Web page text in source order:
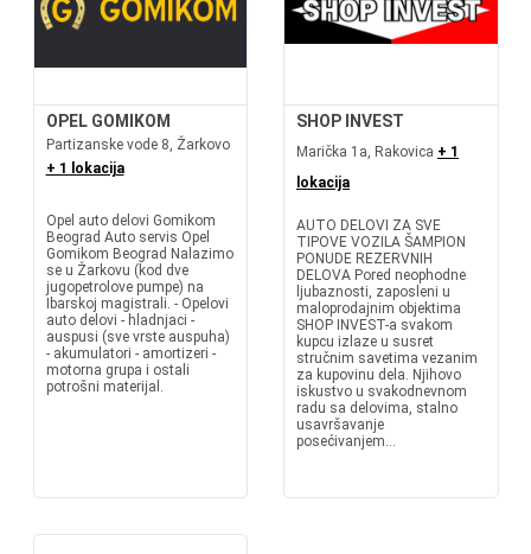
OPEL GOMIKOM
Partizanske vode 8, Žarkovo
+ 1 lokacija
Opel auto delovi Gomikom
Beograd Auto servis Opel
Gomikom Beograd Nalazimo
se u Žarkovu (kod dve
jugopetrolove pumpe) na
Ibarskoj magistrali. - Opelovi
auto delovi - hladnjaci -
auspusi (sve vrste auspuha)
- akumulatori - amortizeri -
motorna grupa i ostali
potrošni materijal.
SHOP INVEST
Marička 1a, Rakovica + 1
lokacija
AUTO DELOVI ZA SVE
TIPOVE VOZILA ŠAMPION
PONUDE REZERVNIH
DELOVA Pored neophodne
ljubaznosti, zaposleni u
maloprodajnim objektima
SHOP INVEST-a svakom
kupcu izlaze u susret
stručnim savetima vezanim
za kupovinu dela. Njihovo
iskustvo u svakodnevnom
radu sa delovima, stalno
usavršavanje
posećivanjem...